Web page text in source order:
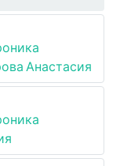
Анастасия